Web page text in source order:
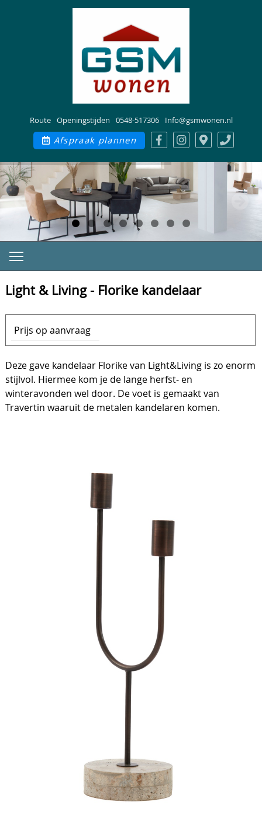
Route Openingstijden 0548-517306 Info@gsmwonen.nl
Afspraak plannen
Light & Living - Florike kandelaar
Prijs op aanvraag
Deze gave kandelaar Florike van Light&Living is zo enorm
stijlvol. Hiermee kom je de lange herfst- en
winteravonden wel door. De voet is gemaakt van
Travertin waaruit de metalen kandelaren komen.